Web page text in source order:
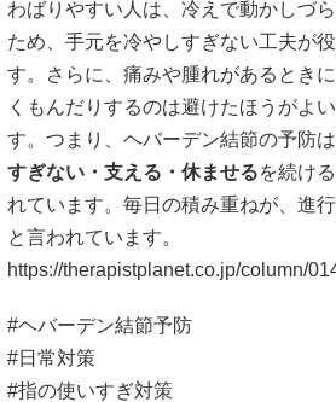
わばりやすい人は、冷えで動かしづ
ため、手元を冷やしすぎない工夫が
す。さらに、痛みや腫れがあるとき
くもんだりするのは避けたほうがよ
す。つまり、ヘバーデン結節の予防は
すぎない・支える・休ませるを続け
れています。毎日の積み重ねが、進
と言われています。
https://therapistplanet.co.jp/column/
#ヘバーデン結節予防
#日常対策
#指の使いすぎ対策